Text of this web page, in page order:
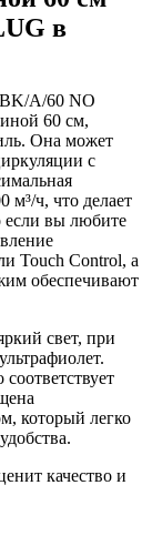
в
A/60 NO
60 см,
Она может
с
м³/ч, что делает
если вы любите
Touch Control, а
обеспечивают
свет, при
который легко
качество и